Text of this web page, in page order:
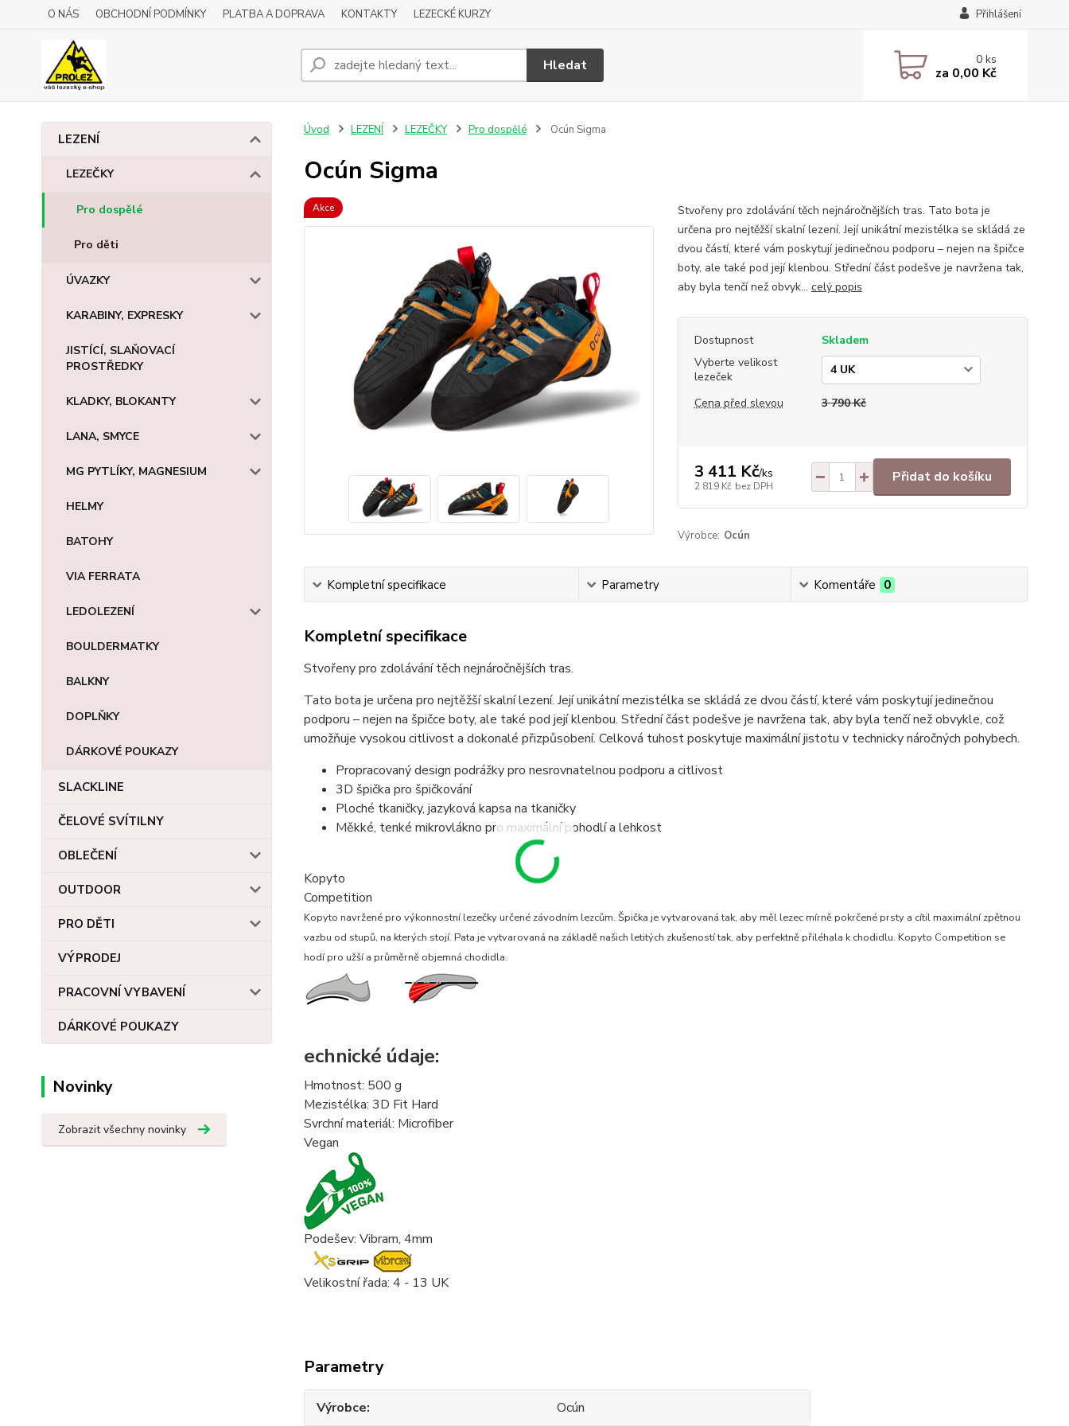
O NÁS OBCHODNÍ PODMÍNKY PLATBA A DOPRAVA KONTAKTY LEZECKÉ KURZY Přihlášení
Hledat 0ks
za 0,00 Kč
LEZENÍ
LEZEČKY
Pro dospělé
Pro děti
ÚVAZKY
KARABINY, EXPRESKY
JISTÍCÍ, SLAŇOVACÍ
PROSTŘEDKY
KLADKY, BLOKANTY
LANA, SMYCE
MG PYTLÍKY, MAGNESIUM
HELMY
BATOHY
VIA FERRATA
LEDOLEZENÍ
BOULDERMATKY
BALKNY
DOPLŇKY
DÁRKOVÉ POUKAZY
SLACKLINE
ČELOVÉ SVÍTILNY
OBLEČENÍ
OUTDOOR
PRO DĚTI
VÝPRODEJ
PRACOVNÍ VYBAVENÍ
DÁRKOVÉ POUKAZY
Novinky
Zobrazit všechny novinky
Úvod LEZENÍ LEZEČKY Pro dospělé Ocún Sigma
Ocún Sigma
Akce
Stvořeny pro zdolávání těch nejnáročnějších tras. Tato bota je
určena pro nejtěžší skalní lezení. Její unikátní mezistélka se skládá ze
dvou částí, které vám poskytují jedinečnou podporu – nejen na špičce
boty, ale také pod její klenbou. Střední část podešve je navržena tak,
aby byla tenčí než obvyk... celý popis
Dostupnost
Skladem
Vyberte velikost
lezeček
Cena před slevou
3 790 Kč
3 411 Kč/ks
2 819 Kč bez DPH
Přidat do košíku
Výrobce: Ocún
Kompletní specifikace Parametry Komentáře 0
Kompletní specifikace
Stvořeny pro zdolávání těch nejnáročnějších tras.
Tato bota je určena pro nejtěžší skalní lezení. Její unikátní mezistélka se skládá ze dvou částí, které vám poskytují jedinečnou
podporu – nejen na špičce boty, ale také pod její klenbou. Střední část podešve je navržena tak, aby byla tenčí než obvykle, což
umožňuje vysokou citlivost a dokonalé přizpůsobení. Celková tuhost poskytuje maximální jistotu v technicky náročných pohybech.
Propracovaný design podrážky pro nesrovnatelnou podporu a citlivost
3D špička pro špičkování
Ploché tkaničky, jazyková kapsa na tkaničky
Měkké, tenké mikrovlákno pro maximální pohodlí a lehkost
Kopyto
Competition
Kopyto navržené pro výkonnostní lezečky určené závodním lezcům. Špička je vytvarovaná tak, aby měl lezec mírně pokrčené prsty a cítil maximální zpětnou
vazbu od stupů, na kterých stojí. Pata je vytvarovaná na základě našich letitých zkušeností tak, aby perfektně přiléhala k chodidlu. Kopyto Competition se
hodí pro užší a průměrně objemná chodidla.
echnické údaje:
Hmotnost: 500 g
Mezistélka: 3D Fit Hard
Svrchní materiál: Microfiber
Vegan
Podešev: Vibram, 4mm
Velikostní řada: 4 - 13 UK
Parametry
Výrobce Ocún